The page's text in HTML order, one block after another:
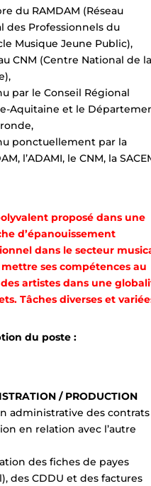
du RAMDAM (Réseau
des Professionnels du
Musique Jeune Public),
CNM (Centre National de la
par le Conseil Régional
Aquitaine et le
ponctuellement par la
l’ADAMI, le CNM, la
proposé dans une
d’épanouissement
dans le secteur
ses compétences au
artistes dans une
Tâches diverses et
du poste :
/ PRODUCTION
administrative des contrats
en relation avec l’autre
des fiches de payes
des CDDU et des factures